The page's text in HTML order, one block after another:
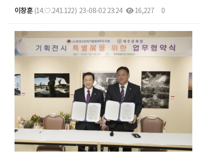
이창훈(14.♡.241.122) 23-08-02 23:24 16,227 0
본문